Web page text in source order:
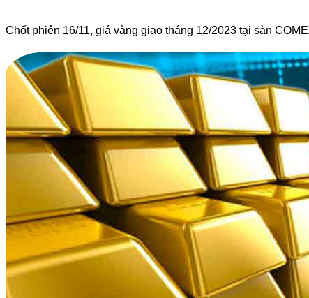
Chốt phiên 16/11, giá vàng giao tháng 12/2023 tại sàn